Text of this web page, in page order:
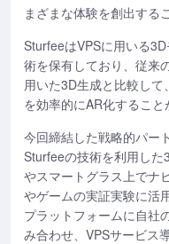
まざまな体験を創出する
SturfeeはVPSに用いる
術を保有しており、従来
用いた3D生成と比較し
を効率的にAR化すること
今回締結した戦略的パー
Sturfeeの技術を利用し
やスマートグラス上でナ
やゲームの実証実験に活
プラットフォームに自社
み合わせ、VPSサービス